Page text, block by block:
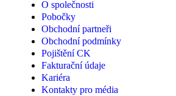
O společnosti
Pobočky
Obchodní partneři
Obchodní podmínky
Pojištění CK
Fakturační údaje
Kariéra
Kontakty pro média